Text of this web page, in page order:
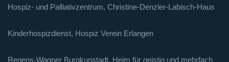
Hospiz- und Palliativzentrum, Christine-Denzler-Labisch-Haus
Kinderhospizdienst, Hospiz Verein Erlangen
Regens-Wagner Burgkunstadt, Heim für geistig und mehrfach